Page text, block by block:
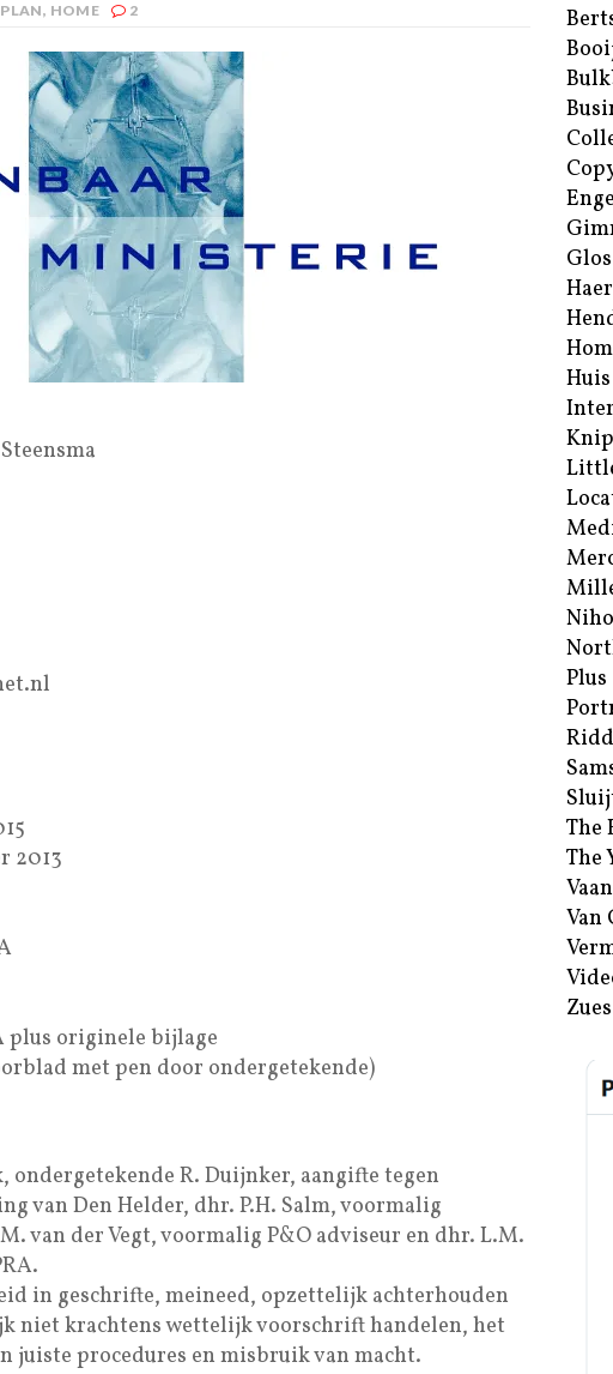
, HOME 2
2013
plus originele bijlage
met pen door ondergetekende)
R. Duijnker, aangifte tegen
van Den Helder, dhr. P.H. Salm, voormalig
van der Vegt, voormalig P&O adviseur en dhr. L.M.
in geschrifte, meineed, opzettelijk achterhouden
niet krachtens wettelijk voorschrift handelen, het
juiste procedures en misbruik van macht.
Plus
The
The
Van